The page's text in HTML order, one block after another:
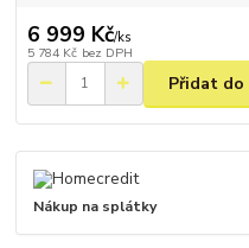
6 999 Kč/ks
5 784 Kč bez DPH
Přidat do
Nákup na splátky